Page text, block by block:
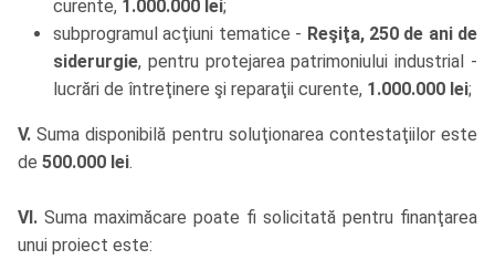
curente, 1.000.000 lei;
subprogramul acţiuni tematice - Reşiţa, 250 de ani de
siderurgie, pentru protejarea patrimoniului industrial -
lucrări de întreţinere şi reparaţii curente, 1.000.000 lei;
V. Suma disponibilă pentru soluţionarea contestaţiilor este
de 500.000 lei.
VI. Suma maximăcare poate fi solicitată pentru finanţarea
unui proiect este: